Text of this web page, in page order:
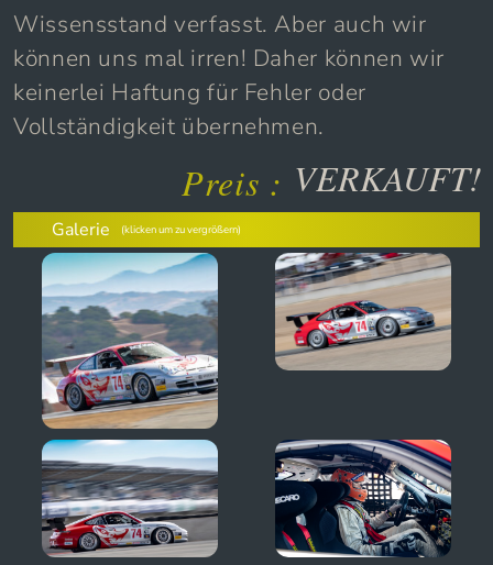
Wissensstand verfasst. Aber auch wir
können uns mal irren! Daher können wir
keinerlei Haftung für Fehler oder
Vollständigkeit übernehmen.
Preis : VERKAUFT!
Galerie (klicken um zu vergrößern)